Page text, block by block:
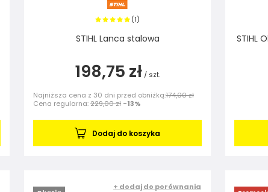
(1)
STIHL Lanca stalowa
198,75 zł / szt.
Najniższa cena z 30 dni przed obniżką:174,00 zł
Cena regularna:229,00 zł -13%
Dodaj do koszyka
STIHL
+ dodaj do porównania